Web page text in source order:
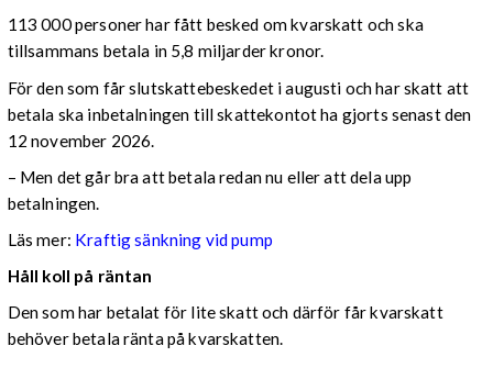
113 000 personer har fått besked om kvarskatt och ska
tillsammans betala in 5,8 miljarder kronor.
För den som får slutskattebeskedet i augusti och har skatt att
betala ska inbetalningen till skattekontot ha gjorts senast den
12 november 2026.
– Men det går bra att betala redan nu eller att dela upp
betalningen.
Läs mer: Kraftig sänkning vid pump
Håll koll på räntan
Den som har betalat för lite skatt och därför får kvarskatt
behöver betala ränta på kvarskatten.